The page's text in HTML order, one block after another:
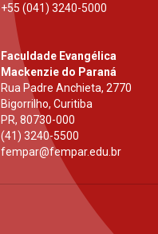
+55 (041) 3240-5000
Faculdade Evangélica
Mackenzie do Paraná
Rua Padre Anchieta, 2770
Bigorrilho, Curitiba
PR,80730-000
(41) 3240-5500
fempar@fempar.edu.br